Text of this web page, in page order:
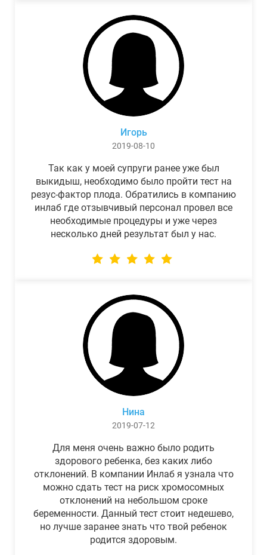
Игорь
2019-08-10
Так как у моей супруги ранее уже был
выкидыш, необходимо было пройти тест на
резус-фактор плода. Обратились в компанию
инлаб где отзывчивый персонал провел все
необходимые процедуры и уже через
несколько дней результат был у нас.
Нина
2019-07-12
Для меня очень важно было родить
здорового ребенка, без каких либо
отклонений. В компании Инлаб я узнала что
можно сдать тест на риск хромосомных
отклонений на небольшом сроке
беременности. Данный тест стоит недешево,
но лучше заранее знать что твой ребенок
родится здоровым.